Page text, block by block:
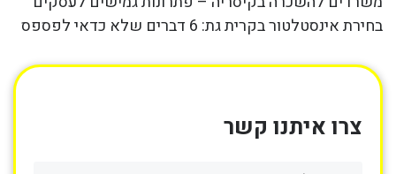
בחירת אינסטלטור בקרית גת: 6 דברים שלא כדאי לפספס
צרו איתנו קשר